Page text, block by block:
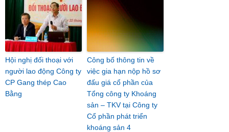
Hội nghị đối thoại với
người lao động Công ty
CP Gang thép Cao
Bằng
Công bố thông tin về
việc gia hạn nộp hồ sơ
đấu giá cổ phần của
Tổng công ty Khoáng
sản – TKV tại Công ty
Cổ phần phát triển
khoáng sản 4